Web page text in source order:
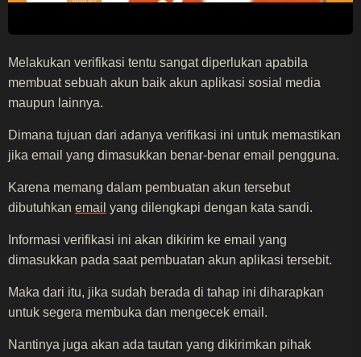
Melakukan verifikasi tentu sangat diperlukan apabila
membuat sebuah akun baik akun aplikasi sosial media
maupun lainnya.
Dimana tujuan dari adanya verifikasi ini untuk memastikan
jika email yang dimasukkan benar-benar email pengguna.
Karena memang dalam pembuatan akun tersebut
dibutuhkan email yang dilengkapi dengan kata sandi.
Informasi verifikasi ini akan dikirim ke email yang
dimasukkan pada saat pembuatan akun aplikasi tersebit.
Maka dari itu, jika sudah berada di tahap ini diharapkan
untuk segera membuka dan mengecek email.
Nantinya juga akan ada tautan yang dikirimkan pihak